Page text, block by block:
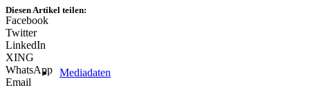
Mediadaten
Diesen Artikel teilen:
Facebook
Twitter
LinkedIn
XING
WhatsApp
Email